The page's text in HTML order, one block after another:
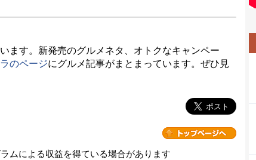
ます。新発売のグルメネタ、オトクなキャンペー
のページにグルメ記事がまとまっています。ぜひ見
ムによる収益を得ている場合があります